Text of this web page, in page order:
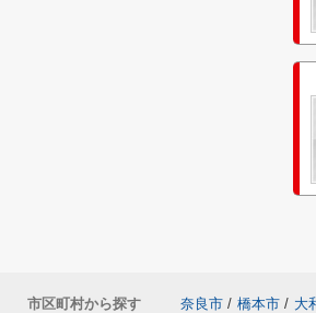
市区町村から探す 奈良市 / 橋本市 / 大